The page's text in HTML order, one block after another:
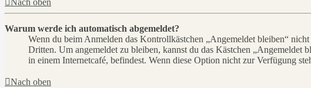
Nach oben
Warum werde ich automatisch abgemeldet?
Wenn du beim Anmelden das Kontrollkästchen „Angemeldet bleiben“
Dritten. Um angemeldet zu bleiben, kannst du das Kästchen
in einem Internetcafé, befindest. Wenn diese Option nicht zur Verfügung
Nach oben